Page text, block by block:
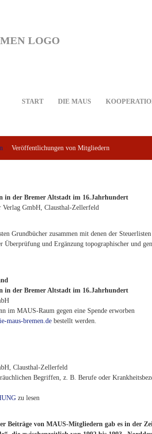
START DIE MAUS
Veröffentlichungen von Mitgliedern
in der Bremer Altstadt im 16.Jahrhundert
GmbH, Clausthal-Zellerfeld
Grundbücher zusammen mit denen der
Überprüfung und Ergänzung topographischer und
in der Bremer Altstadt im 16.Jahrhundert
im MAUS-Raum gegen eine Spende erworben
maus-bremen.de bestellt werden.
Clausthal-Zellerfeld
Begriffen, z. B. Berufe oder
zu lesen
Beiträge von MAUS-Mitgliedern gab es in der